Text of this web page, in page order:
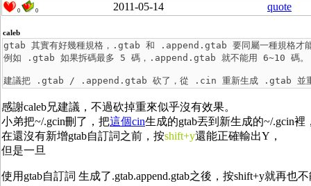
0 0 2011-05-14 quote
caleb
gtab 其實有好幾種規格，.gtab 和 .append.gtab 要同屬一種規格才
例如 .gtab 如果拆碼最多 5 碼，.append.gtab 就不能用 6~10 碼。
建議把 .gtab / .append.gtab 砍了，從 .cin 重新生成 .gtab 並重
感謝caleb兄建議，不過砍掉重來似乎沒有效果。
小弟把~/.gcin刪了，把這個cin生成的gtab丟到新生成的~/.gcin裡
在還沒有新增gtab自訂詞之前，按shift+y還能正確輸出Y，
但是一旦
使用gtab自訂詞 生成了.gtab.append.gtab之後，按shift+y就再也